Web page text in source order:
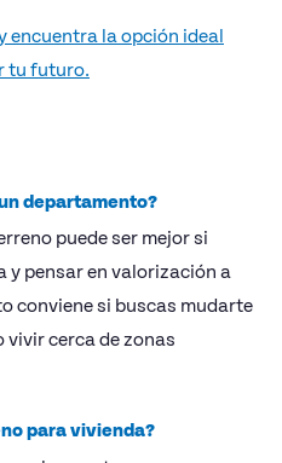
encuentra la opción ideal
tu futuro.
departamento?
puede ser mejor si
y pensar en valorización a
conviene si buscas mudarte
cerca de zonas
para vivienda?